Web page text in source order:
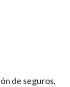
de seguros,